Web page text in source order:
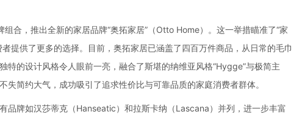
合，推出全新的家居品牌“奥拓家居”（Otto Home）。这一举措瞄准了“家
提供了更多的选择。目前，奥拓家居已涵盖了四百万件商品，从日常的毛巾
特的设计风格令人眼前一亮，融合了斯堪的纳维亚风格“Hygge”与极简主
失简约大气，成功吸引了追求性价比与可靠品质的家庭消费者群体。
品牌如汉莎蒂克（Hanseatic）和拉斯卡纳（Lascana）并列，进一步丰富